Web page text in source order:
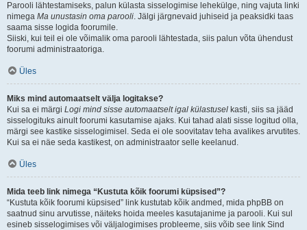
Parooli lähtestamiseks, palun külasta sisselogimise lehekülge, ning vajuta linki
nimega Ma unustasin oma parooli. Jälgi järgnevaid juhiseid ja peaksidki taas
saama sisse logida foorumile.
Siiski, kui teil ei ole võimalik oma parooli lähtestada, siis palun võta ühendust
foorumi administraatoriga.
Üles
Miks mind automaatselt välja logitakse?
Kui sa ei märgi Logi mind sisse automaatselt igal külastusel kasti, siis sa jääd
sisselogituks ainult foorumi kasutamise ajaks. Kui tahad alati sisse logitud olla,
märgi see kastike sisselogimisel. Seda ei ole soovitatav teha avalikes arvutites.
Kui sa ei näe seda kastikest, on administraator selle keelanud.
Üles
Mida teeb link nimega “Kustuta kõik foorumi küpsised”?
“Kustuta kõik foorumi küpsised” link kustutab kõik andmed, mida phpBB on
saatnud sinu arvutisse, näiteks hoida meeles kasutajanime ja parooli. Kui sul
esineb sisselogimises või väljalogimises probleeme, siis võib see link Sind